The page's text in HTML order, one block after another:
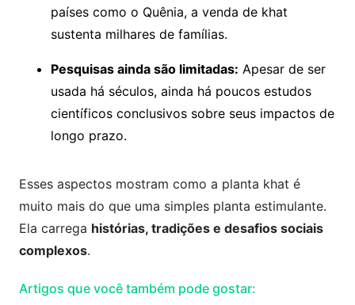
países como o Quênia, a venda de khat
sustenta milhares de famílias.
Pesquisas ainda são limitadas: Apesar de ser
usada há séculos, ainda há poucos estudos
científicos conclusivos sobre seus impactos de
longo prazo.
Esses aspectos mostram como a planta khat é
muito mais do que uma simples planta estimulante.
Ela carrega histórias, tradições e desafios sociais
complexos.
Artigos que você também pode gostar: